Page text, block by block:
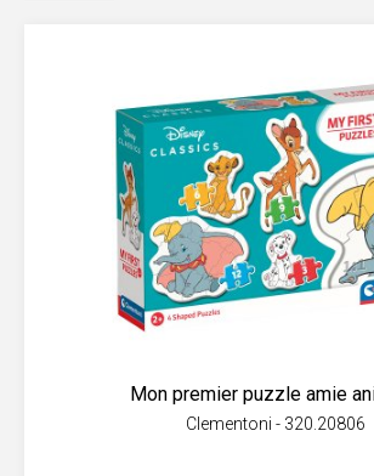
Mon premier puzzle amie
Clementoni - 320.20806